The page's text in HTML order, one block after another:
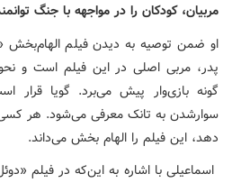
مربیان، کودکان را در مواجهه با جنگ
او ضمن توصیه به دیدن فیلم الهام‌بخش
پدر، مربی اصلی در این فیلم است و
گونه بازی‌وار پیش می‌برد. گویا قرار
سوارشدن به تانک معرفی می‌شود. هر کسی
دهد، این فیلم را الهام بخش می‌داند.
اسماعیلی با اشاره به این‌که در فیلم